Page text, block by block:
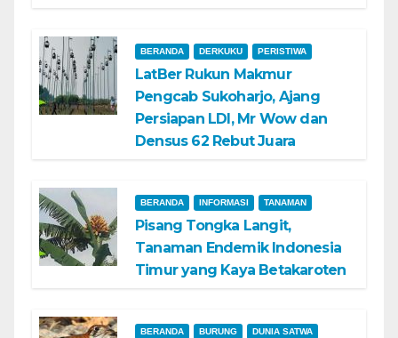
BERANDA DERKUKU PERISTIWA
LatBer Rukun Makmur
Pengcab Sukoharjo, Ajang
Persiapan LDI, Mr Wow dan
Densus 62 Rebut Juara
BERANDA INFORMASI TANAMAN
Pisang Tongka Langit,
Tanaman Endemik Indonesia
Timur yang Kaya Betakaroten
BERANDA BURUNG DUNIA SATWA